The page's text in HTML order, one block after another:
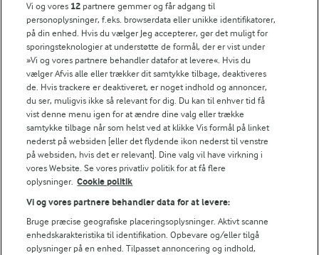
Kagecreme
(273)
Flødebolle-brownies
(20)
Vi og vores 12 partnere gemmer og får adgang til
personoplysninger, f.eks. browserdata eller unikke identifikatorer,
på din enhed. Hvis du vælger Jeg accepterer, gør det muligt for
sporingsteknologier at understøtte de formål, der er vist under
»Vi og vores partnere behandler datafor at levere«. Hvis du
vælger Afvis alle eller trækker dit samtykke tilbage, deaktiveres
de. Hvis trackere er deaktiveret, er noget indhold og annoncer,
du ser, muligvis ikke så relevant for dig. Du kan til enhver tid få
vist denne menu igen for at ændre dine valg eller trække
samtykke tilbage når som helst ved at klikke Vis formål på linket
nederst på websiden [eller det flydende ikon nederst til venstre
på websiden, hvis det er relevant]. Dine valg vil have virkning i
vores Website. Se vores privatliv politik for at få flere
oplysninger. Cookie politik
Vi og vores partnere behandler data for at levere:
Bruge præcise geografiske placeringsoplysninger. Aktivt scanne
enhedskarakteristika til identifikation. Opbevare og/eller tilgå
oplysninger på en enhed. Tilpasset annoncering og indhold,